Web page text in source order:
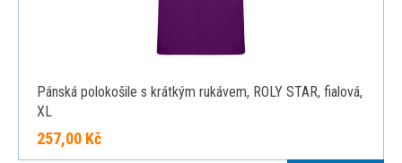
Pánská polokošile s krátkým rukávem, ROLY STAR, fialová,
XL
257,00 Kč